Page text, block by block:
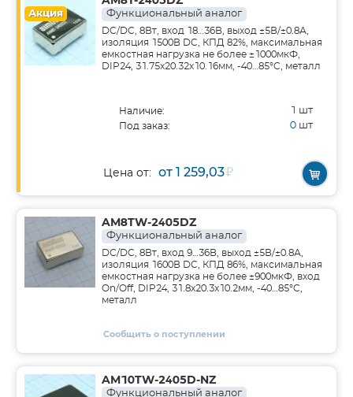
Акция Функциональный аналог
DC/DC, 8Вт, вход 18…36В, выход ±5В/±0.8А,
изоляция 1500В DC, КПД 82%, максимальная
емкостная нагрузка не более ±1000мкФ,
DIP24, 31.75x20.32x10.16мм, -40…85°C, металл
Наличие: 1 шт
Под заказ: 0 шт
Цена от: от 1 259,03₽
AM8TW-2405DZ
Функциональный аналог
DC/DC, 8Вт, вход 9…36В, выход ±5В/±0.8А,
изоляция 1600В DC, КПД 86%, максимальная
емкостная нагрузка не более ±900мкФ, вход
On/Off, DIP24, 31.8x20.3x10.2мм, -40…85°C,
металл
Сообщить о поступлении
AM10TW-2405D-NZ
Функциональный аналог